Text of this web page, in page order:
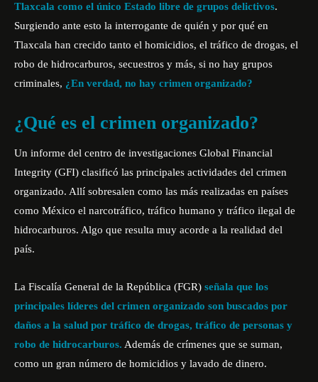
Tlaxcala como el único Estado libre de grupos delictivos.
Surgiendo ante esto la interrogante de quién y por qué en
Tlaxcala han crecido tanto el homicidios, el tráfico de drogas, el
robo de hidrocarburos, secuestros y más, si no hay grupos
criminales, ¿En verdad, no hay crimen organizado?
¿Qué es el crimen organizado?
Un informe del centro de investigaciones Global Financial
Integrity (GFI) clasificó las principales actividades del crimen
organizado. Allí sobresalen como las más realizadas en países
como México el narcotráfico, tráfico humano y tráfico ilegal de
hidrocarburos. Algo que resulta muy acorde a la realidad del
país.
La Fiscalía General de la República (FGR) señala que los
principales líderes del crimen organizado son buscados por
daños a la salud por tráfico de drogas, tráfico de personas y
robo de hidrocarburos. Además de crímenes que se suman,
como un gran número de homicidios y lavado de dinero.